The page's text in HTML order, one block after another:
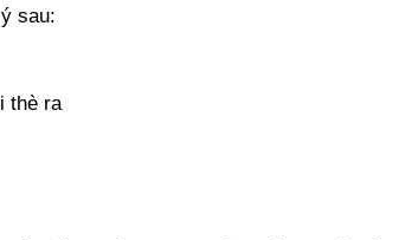
sau:
thè ra